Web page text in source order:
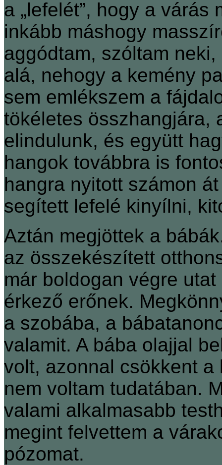
a „lefelét”, hogy a
inkább máshogy
aggódtam, szóltam
alá, nehogy a kemény
sem emlékszem a
tökéletes összhangjára,
elindulunk, és együtt
hangok továbbra is
hangra nyitott számon
segített lefelé kinyílni,
Aztán megjöttek a
az összekészített
már boldogan végre
érkező erőnek.
a szobába, a
valamit. A bába olajjal
volt, azonnal csökkent
nem voltam tudatában.
valami alkalmasabb
megint felvettem a
pózomat.